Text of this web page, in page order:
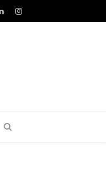
LinkedInInstagram